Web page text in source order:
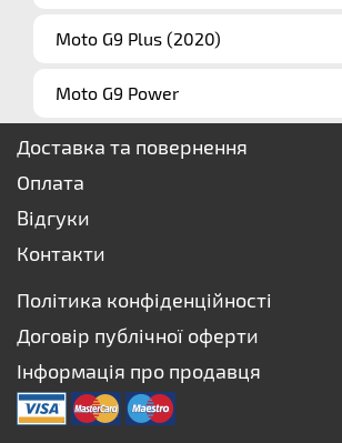
Moto G9 Plus (2020)
Moto G9 Power
Доставка та повернення
Оплата
Відгуки
Контакти
Політика конфіденційності
Договір публічної оферти
Інформація про продавця